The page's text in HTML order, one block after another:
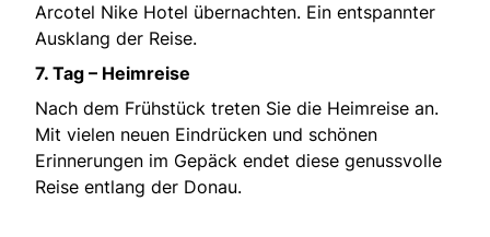
Arcotel Nike Hotel übernachten. Ein entspannter
Ausklang der Reise.
7. Tag – Heimreise
Nach dem Frühstück treten Sie die Heimreise an.
Mit vielen neuen Eindrücken und schönen
Erinnerungen im Gepäck endet diese genussvolle
Reise entlang der Donau.